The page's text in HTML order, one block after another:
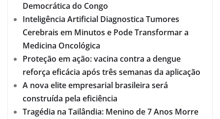
Democrática do Congo
Inteligência Artificial Diagnostica Tumores
Cerebrais em Minutos e Pode Transformar a
Medicina Oncológica
Proteção em ação: vacina contra a dengue
reforça eficácia após três semanas da aplicação
A nova elite empresarial brasileira será
construída pela eficiência
Tragédia na Tailândia: Menino de 7 Anos Morre